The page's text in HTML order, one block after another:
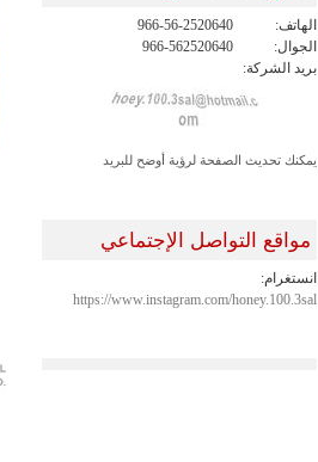
الهاتف:
966-56-2520640
الجوال:
966-562520640
بريد الشركة:
يمكنك تحديث الصفحة لرؤية أوضح للبريد
مواقع التواصل الإجتماعي
انستغرام:
https://www.instagram.com/honey.100.3sal